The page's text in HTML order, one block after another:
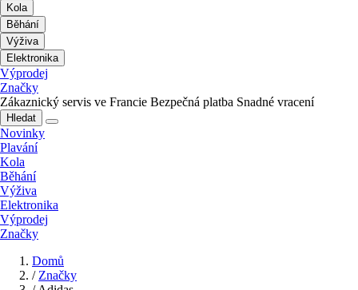
Kola
Běhání
Výživa
Elektronika
Výprodej
Značky
Zákaznický servis ve Francie Bezpečná platba Snadné vracení
Hledat
Novinky
Plavání
Kola
Běhání
Výživa
Elektronika
Výprodej
Značky
Domů
/ Značky